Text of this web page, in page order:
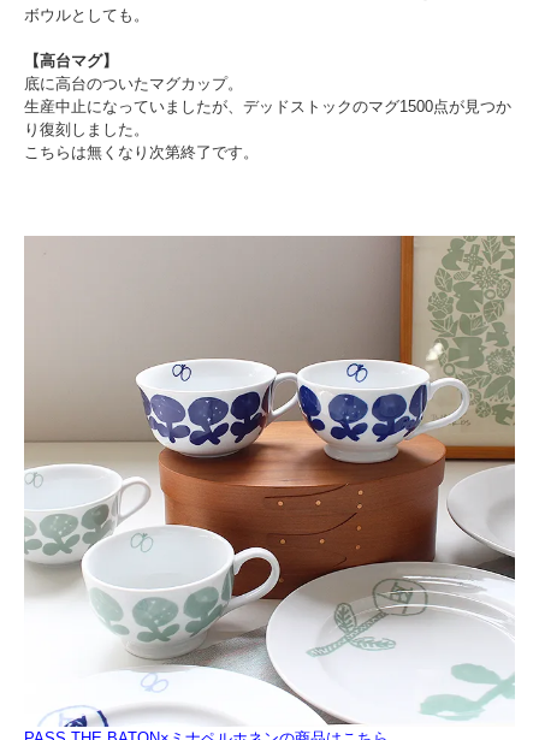
ボウルとしても。
【高台マグ】
底に高台のついたマグカップ。
生産中止になっていましたが、デッドストックのマグ1500点が見つか
り復刻しました。
こちらは無くなり次第終了です。